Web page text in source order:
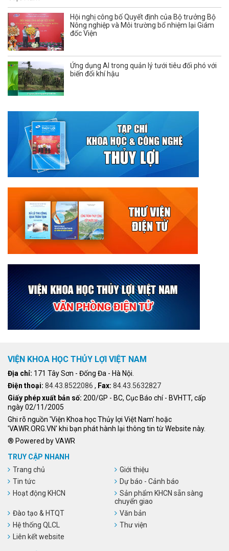
Hội nghị công bố Quyết định của Bộ trưởng Bộ
Nông nghiệp và Môi trường bổ nhiệm lại Giám
đốc Viện
Ứng dụng AI trong quản lý tưới tiêu đối phó với
biến đổi khí hậu
VIỆN KHOA HỌC THỦY LỢI VIỆT NAM
Địa chỉ: 171 Tây Sơn - Đống Đa - Hà Nội.
Điện thoại: 84.43.8522086 , Fax: 84.43.5632827
Giấy phép xuất bản số: 200/GP - BC, Cục Báo chí - BVHTT, cấp
ngày 02/11/2005
Ghi rõ nguồn 'Viện Khoa học Thủy lợi Việt Nam' hoặc
'VAWR.ORG.VN' khi bạn phát hành lại thông tin từ Website này.
® Powered by VAWR
TRUY CẬP NHANH
Trang chủ
Giới thiệu
Tin tức
Dự báo - Cảnh báo
Hoạt động KHCN
Sản phẩm KHCN sẵn sàng
chuyển giao
Đào tạo & HTQT
Văn bản
Hệ thống QLCL
Thư viện
Liên kết website